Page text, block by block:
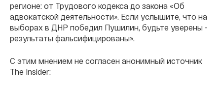
регионе: от Трудового кодекса до закона «Об
адвокатской деятельности». Если услышите, что на
выборах в ДНР победил Пушилин, будьте уверены -
результаты фальсифицированы».
С этим мнением не согласен анонимный источник
The Insider: